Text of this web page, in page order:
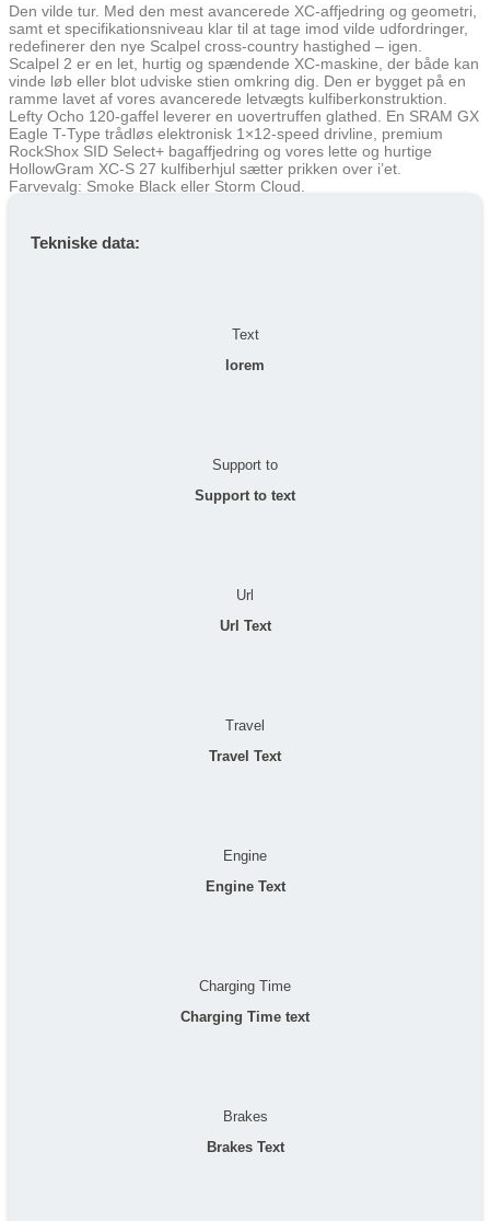
År 2 473 kr 473 kr
År 3 369 kr 369 kr
Gennemsnit 509 kr 509 kr
Lær mere hvordan JOOLL fungererher
Den vilde tur. Med den mest avancerede XC-affjedring og geometri,
samt et specifikationsniveau klar til at tage imod vilde udfordringer,
redefinerer den nye Scalpel cross-country hastighed – igen.
Scalpel 2 er en let, hurtig og spændende XC-maskine, der både kan
vinde løb eller blot udviske stien omkring dig. Den er bygget på en
ramme lavet af vores avancerede letvægts kulfiberkonstruktion.
Lefty Ocho 120-gaffel leverer en uovertruffen glathed. En SRAM GX
Eagle T-Type trådløs elektronisk 1×12-speed drivline, premium
RockShox SID Select+ bagaffjedring og vores lette og hurtige
HollowGram XC-S 27 kulfiberhjul sætter prikken over i’et.
Farvevalg: Smoke Black eller Storm Cloud.
Tekniske data:
Text
lorem
Support to
Support to text
Url
Url Text
Travel
Travel Text
Engine
Engine Text
Charging Time
Charging Time text
Brakes
Brakes Text